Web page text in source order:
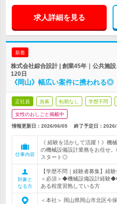
求人詳細を見る
新着
株式会社綜合設計 | 創業45年｜公共施
120日
《岡山》幅広い案件に携われる
正社員 急募 転勤なし 学歴不問
女性のおしごと掲載中
情報更新日：2026/06/05 終了予定日：
仕事内容
《 経験を活かして活躍！》機
の機械設備設計業務をお任せ
スタート◎
対象と
なる方
【学歴不問｜経験者募集】経
＜必須＞◆機械設備設計経験
ある程度習熟している方
＜本社＞ 岡山県岡山市北区今